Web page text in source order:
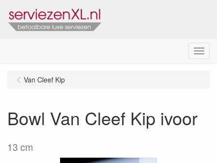
Menu
Van Cleef Kip
Bowl Van Cleef Kip ivoor
13 cm